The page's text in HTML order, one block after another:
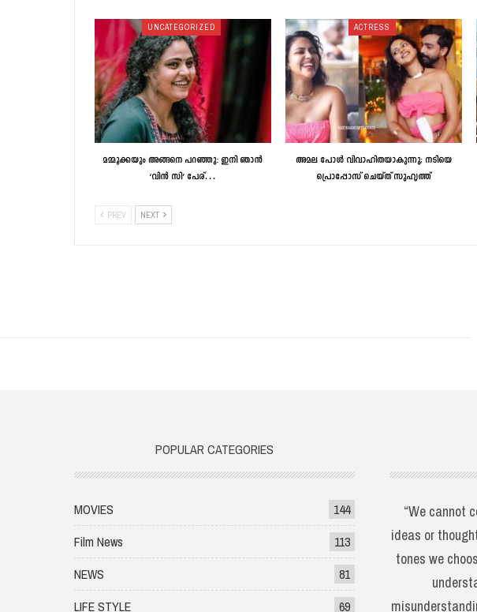
UNCATEGORIZED
മമ്മൂക്കയും അങ്ങനെ പറഞ്ഞു: ഇനി ഞാൻ
‘വിൻ സി’ പേര്…
ACTRESS
അമല പോൾ വിവാഹിതയാകുന്നു; നടിയെ
പ്രൊപ്പോസ് ചെയ്ത് സുഹൃത്ത്
PREV NEXT
POPULAR CATEGORIES
MOVIES
144
Film News
113
NEWS
81
LIFE STYLE
69
“We cannot
ideas or
tones we